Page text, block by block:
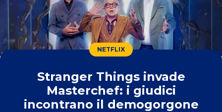
NETFLIX
Stranger Things invade
Masterchef: i giudici
incontrano il demogorgone